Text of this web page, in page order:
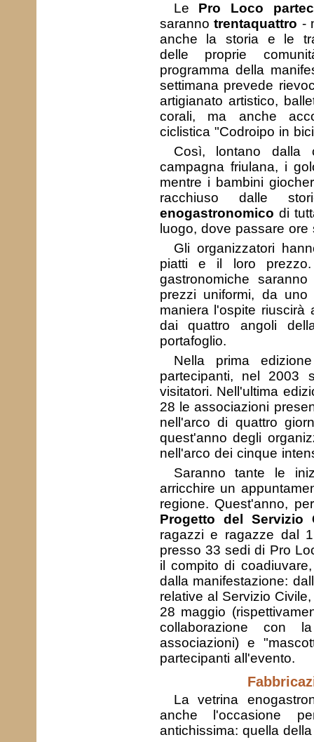
Le Pro Loco
sarannotrentaquattro -
anche la storia e le
delle proprie
programma della
settimana prevede
artigianato artistico,
corali, ma anche
ciclistica "Codroipo in
Così, lontano dalla
campagna friulana, i
mentre i bambini
racchiuso dalle
enogastronomico di
luogo, dove passare
Gli organizzatori
piatti e il loro
gastronomiche
prezzi uniformi, da
maniera l'ospite riuscirà
dai quattro angoli
portafoglio.
Nella prima
partecipanti, nel
visitatori. Nell'ultima
28 le associazioni
nell'arco di quattro
quest'anno degli
nell'arco dei cinque
Saranno tante le
arricchire un
regione. Quest'anno,
Progetto del Servizio
ragazzi e ragazze dal
presso 33 sedi di Pro
il compito di
dalla manifestazione:
relative al Servizio
28 maggio
collaborazione con
associazioni) e
partecipanti all'evento.
La vetrina
anche l'occasione
antichissima: quella